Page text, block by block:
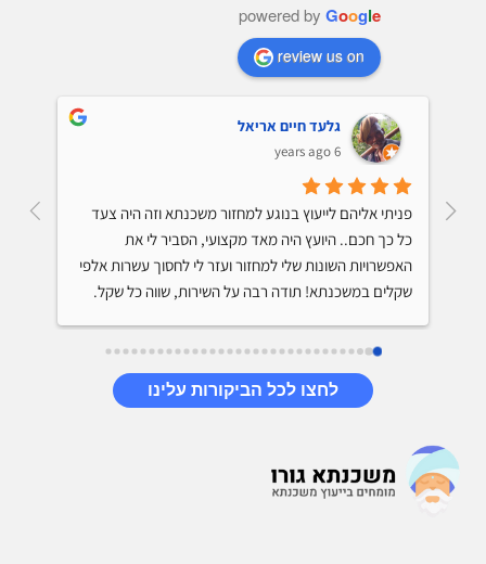
powered by Google
review us on
גלעד חיים אריאל
6 years ago
שקלים במשכנתא! תודה רבה על השירות, שווה כל שקל.
לחצו לכל הביקורות עלינו